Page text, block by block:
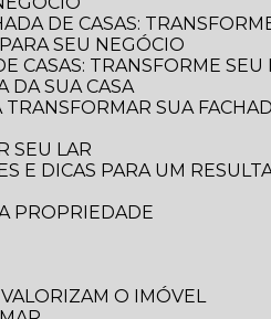
DE CASAS:
SEU NEGÓCIO
CASAS: TRANSFORME SEU
DA SUA CASA
TRANSFORMAR SUA
SEU LAR
E DICAS PARA UM
PROPRIEDADE
VALORIZAM O IMÓVEL